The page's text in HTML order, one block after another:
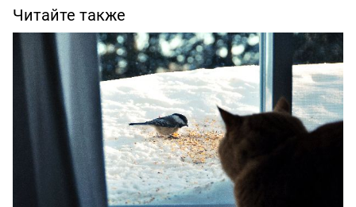
Читайте также